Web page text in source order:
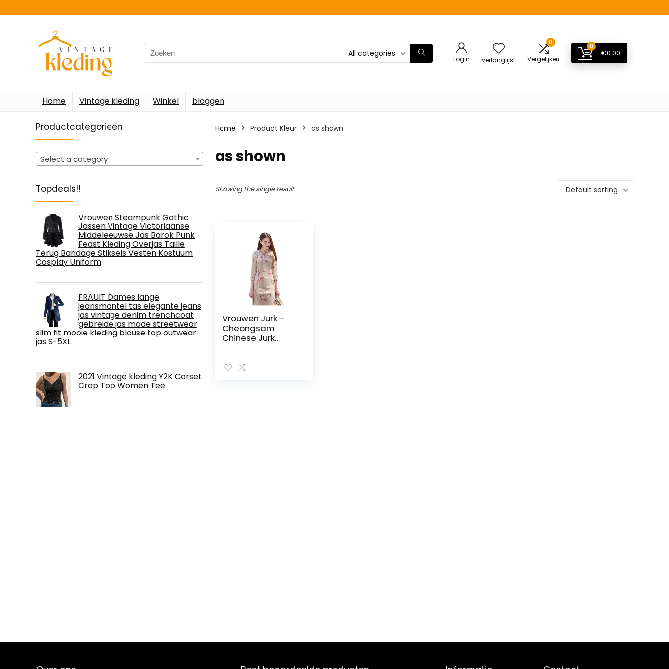
Search
for:
All categories
Login verlanglijst
0
Vergelijken
0
€0.00
Home Vintage kleding Winkel bloggen
Productcategorieën
Select a category
Topdeals!!
Vrouwen Steampunk Gothic
Jassen Vintage Victoriaanse
Middeleeuwse Jas Barok Punk
Feast Kleding Overjas Taille
Terug Bandage Stiksels Vesten Kostuum
Cosplay Uniform
FRAUIT Dames lange
jeansmantel tas elegante jeans
jas vintage denim trenchcoat
gebreide jas mode streetwear
slim fit mooie kleding blouse top outwear
jas S-5XL
2021 Vintage kleding Y2K Corset
Crop Top Women Tee
Home Product Kleur ‎as shown
‎as shown
Showing the single result Default sorting
Vrouwen Jurk –
Cheongsam
Chinese Jurk
Traditionele Lente